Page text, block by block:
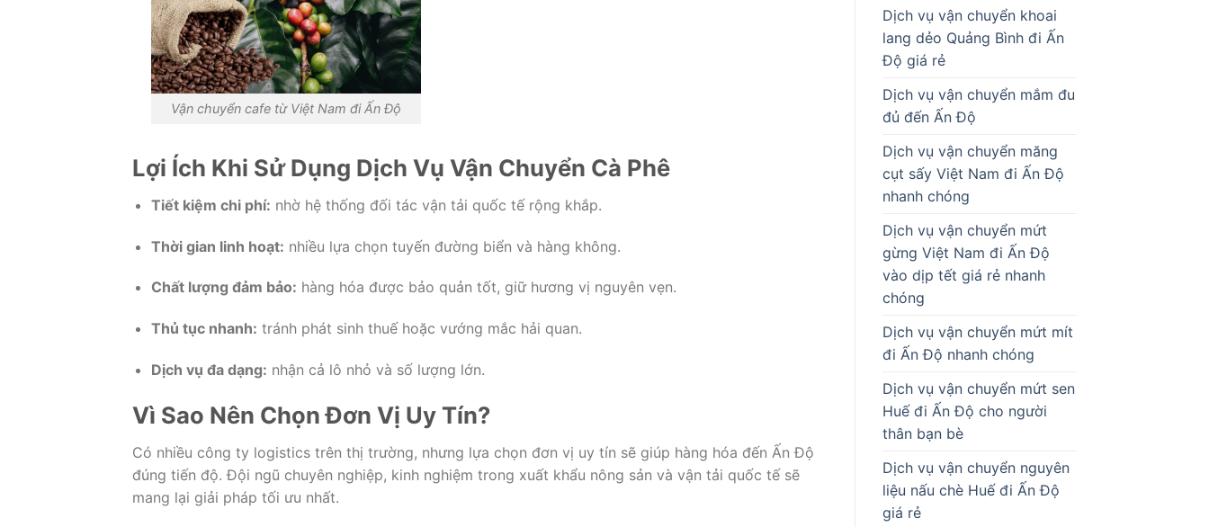
Vận chuyển cafe từ Việt Nam đi Ấn Độ
Lợi Ích Khi Sử Dụng Dịch Vụ Vận Chuyển Cà Phê
Tiết kiệm chi phí: nhờ hệ thống đối tác vận tải quốc tế rộng khắp.
Thời gian linh hoạt: nhiều lựa chọn tuyến đường biển và hàng không.
Chất lượng đảm bảo: hàng hóa được bảo quản tốt, giữ hương vị nguyên vẹn.
Thủ tục nhanh: tránh phát sinh thuế hoặc vướng mắc hải quan.
Dịch vụ đa dạng: nhận cả lô nhỏ và số lượng lớn.
Vì Sao Nên Chọn Đơn Vị Uy Tín?
Có nhiều công ty logistics trên thị trường, nhưng lựa chọn đơn vị uy tín sẽ giúp hàng hóa đến Ấn Độ
đúng tiến độ. Đội ngũ chuyên nghiệp, kinh nghiệm trong xuất khẩu nông sản và vận tải quốc tế sẽ
mang lại giải pháp tối ưu nhất.
Dịch vụ vận chuyển khoai
lang dẻo Quảng Bình đi Ấn
Độ giá rẻ
Dịch vụ vận chuyển mắm đu
đủ đến Ấn Độ
Dịch vụ vận chuyển măng
cụt sấy Việt Nam đi Ấn Độ
nhanh chóng
Dịch vụ vận chuyển mứt
gừng Việt Nam đi Ấn Độ
vào dịp tết giá rẻ nhanh
chóng
Dịch vụ vận chuyển mứt mít
đi Ấn Độ nhanh chóng
Dịch vụ vận chuyển mứt sen
Huế đi Ấn Độ cho người
thân bạn bè
Dịch vụ vận chuyển nguyên
liệu nấu chè Huế đi Ấn Độ
giá rẻ